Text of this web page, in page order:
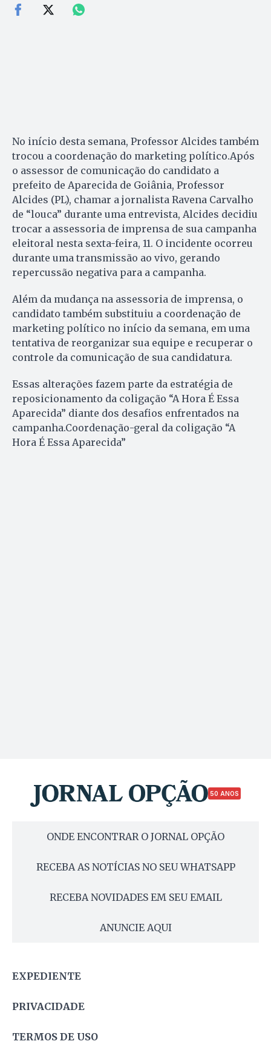
No início desta semana, Professor Alcides também
trocou a coordenação do marketing político.Após
o assessor de comunicação do candidato a
prefeito de Aparecida de Goiânia, Professor
Alcides (PL), chamar a jornalista Ravena Carvalho
de “louca” durante uma entrevista, Alcides decidiu
trocar a assessoria de imprensa de sua campanha
eleitoral nesta sexta-feira, 11. O incidente ocorreu
durante uma transmissão ao vivo, gerando
repercussão negativa para a campanha.
Além da mudança na assessoria de imprensa, o
candidato também substituiu a coordenação de
marketing político no início da semana, em uma
tentativa de reorganizar sua equipe e recuperar o
controle da comunicação de sua candidatura.
Essas alterações fazem parte da estratégia de
reposicionamento da coligação “A Hora É Essa
Aparecida” diante dos desafios enfrentados na
campanha.Coordenação-geral da coligação “A
Hora É Essa Aparecida”
50 ANOS
ONDE ENCONTRAR O JORNAL OPÇÃO
RECEBA AS NOTÍCIAS NO SEU WHATSAPP
RECEBA NOVIDADES EM SEU EMAIL
ANUNCIE AQUI
EXPEDIENTE
PRIVACIDADE
TERMOS DE USO